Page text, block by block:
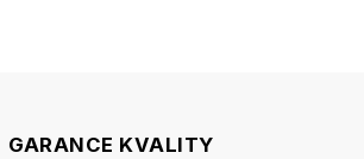
GARANCE KVALITY